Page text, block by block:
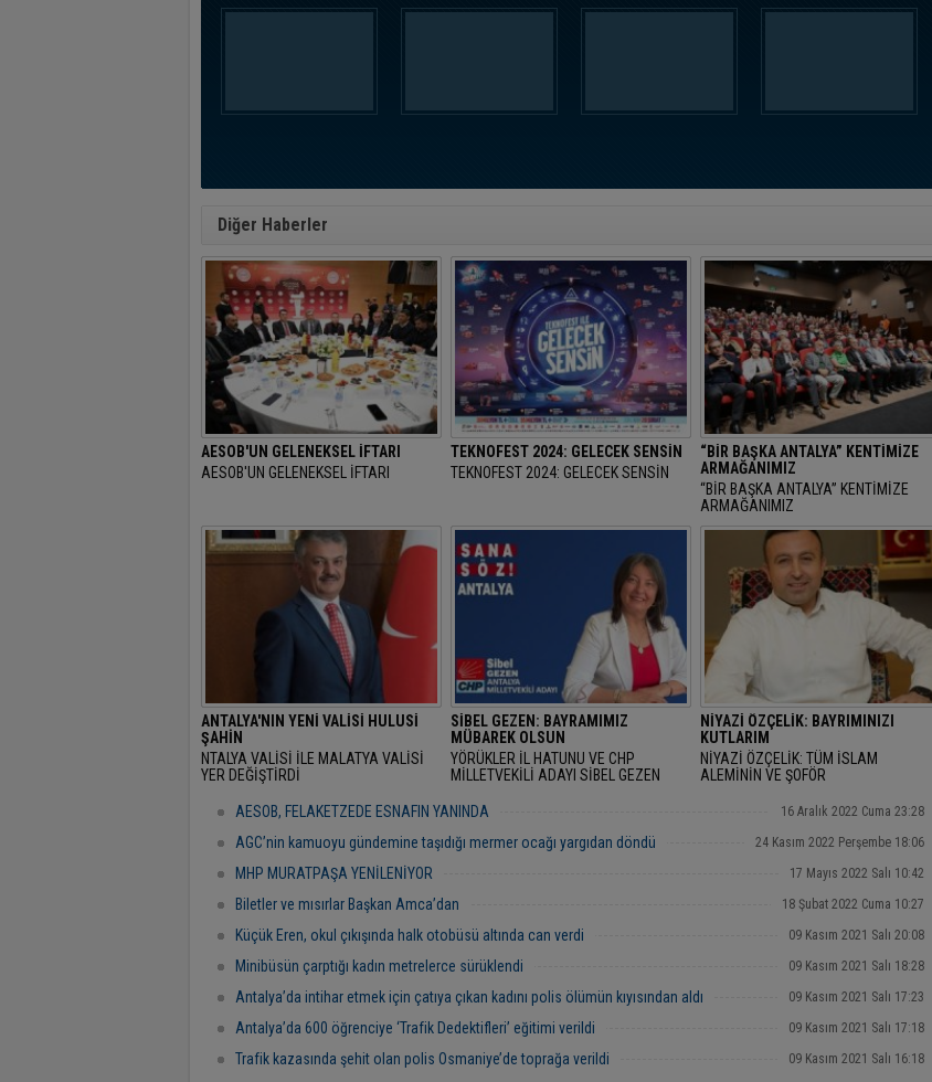
Diğer Haberler
AESOB'UN GELENEKSEL İFTARI
AESOB'UN GELENEKSEL İFTARI
TEKNOFEST 2024: GELECEK SENSİN
TEKNOFEST 2024: GELECEK SENSİN
“BİR BAŞKA ANTALYA” KENTİMİZE
ARMAĞANIMIZ
“BİR BAŞKA ANTALYA” KENTİMİZE
ARMAĞANIMIZ
ANTALYA'NIN YENİ VALİSİ HULUSİ
ŞAHİN
NTALYA VALİSİ İLE MALATYA VALİSİ
YER DEĞİŞTİRDİ
SİBEL GEZEN: BAYRAMIMIZ
MÜBAREK OLSUN
YÖRÜKLER İL HATUNU VE CHP
MİLLETVEKİLİ ADAYI SİBEL GEZEN
"BAŞRAMIMIZ MÜBAREK OLSUN" DEDİ.
NİYAZİ ÖZÇELİK: BAYRIMINIZI
KUTLARIM
NİYAZİ ÖZÇELİK: TÜM İSLAM
ALEMİNİN VE ŞOFÖR
BAYRAMINIZI KUTLARIM
AESOB, FELAKETZEDE ESNAFIN YANINDA 16 Aralık 2022 Cuma 23:28
AGC’nin kamuoyu gündemine taşıdığı mermer ocağı yargıdan döndü 24 Kasım 2022 Perşembe 18:06
MHP MURATPAŞA YENİLENİYOR 17 Mayıs 2022 Salı 10:42
Biletler ve mısırlar Başkan Amca’dan 18 Şubat 2022 Cuma 10:27
Küçük Eren, okul çıkışında halk otobüsü altında can verdi 09 Kasım 2021 Salı 20:08
Minibüsün çarptığı kadın metrelerce sürüklendi 09 Kasım 2021 Salı 18:28
Antalya’da intihar etmek için çatıya çıkan kadını polis ölümün kıyısından aldı 09 Kasım 2021 Salı 17:23
Antalya’da 600 öğrenciye ‘Trafik Dedektifleri’ eğitimi verildi 09 Kasım 2021 Salı 17:18
Trafik kazasında şehit olan polis Osmaniye’de toprağa verildi 09 Kasım 2021 Salı 16:18